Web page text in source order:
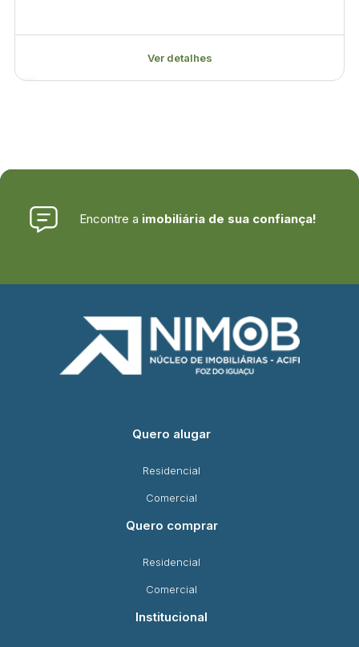
Ver detalhes
Encontre a imobiliária de sua confiança!
Quero alugar
Residencial
Comercial
Quero comprar
Residencial
Comercial
Institucional